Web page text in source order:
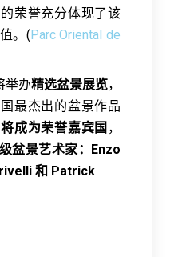
荣誉充分体现了该
。(Parc Oriental de
举办精选盆景展览，
最杰出的盆景作品
成为荣誉嘉宾国 ，
盆景艺术家：Enzo
和 Patrick